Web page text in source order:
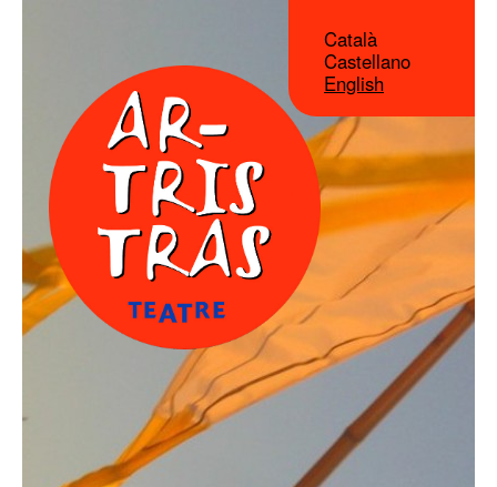
Català
Castellano
English